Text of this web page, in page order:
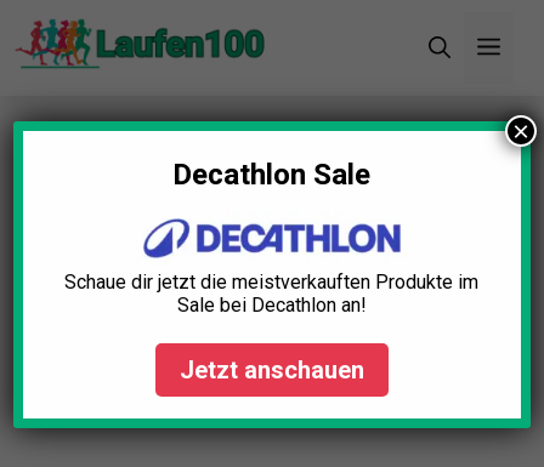
Zum
Inhalt
Startseite»Blog»Stirnlampe Laufen Test: Die 5
besten (Bestenliste)Decathlon Sale
Schaue dir jetzt die meistverkauften Produkte im
Sale bei Decathlon an!
Jetzt anschauen
×